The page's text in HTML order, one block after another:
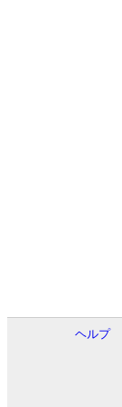
ヘルプ